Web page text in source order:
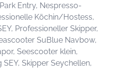
Entry, Nespresso-
Köchin/Hostess,
Professioneller Skipper,
SuBlue Navbow,
Seescooter klein,
Skipper Seychellen,